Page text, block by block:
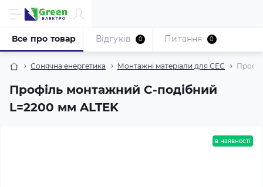
Сонячна енергетика Монтажні матеріали для СЕС
Профіль монтажний С-подібний
L=2200 мм ALTEK
Все про товар Відгуків 0 Питання 0
в наявності